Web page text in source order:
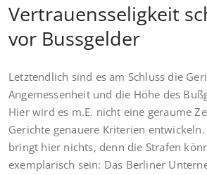
Vertrauensseligkeit
vor Bussgelder
Letztendlich sind es am Schluss die
Angemessenheit und die Höhe des
Hier wird es m.E. nicht eine geraume
Gerichte genauere Kriterien
bringt hier nichts, denn die Strafen
exemplarisch sein: Das Berliner